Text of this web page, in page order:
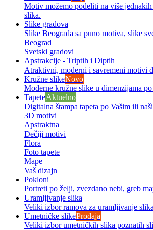
Motiv možemo podeliti na više
slika.
Slike gradova
Slike Beograda sa puno motiva, slike
Beograd
Svetski gradovi
Apstrakcije - Triptih i Diptih
Atraktivni, moderni i savremeni motivi
Kružne slikeNovo
Moderne kružne slike u dimenzijama
TapeteAktuelno
Digitalna štampa tapeta po Vašim ili
3D motivi
Apstraktna
Dečiji motivi
Flora
Foto tapete
Mape
Vaš dizajn
Pokloni
Portreti po želji, zvezdano nebi, greb
Uramljivanje slika
Veliki izbor ramova za uramljivanje slika
Umetničke slikeProdaja
Veliki izbor umetničkih slika poznatih